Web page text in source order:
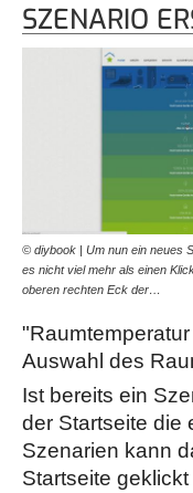
SZENARIO
© diybook | Um nun ein neues
es nicht viel mehr als einen
oberen rechten Eck der…
Auswahl des
Ist bereits ein
der Startseite die
Szenarien kann
Startseite